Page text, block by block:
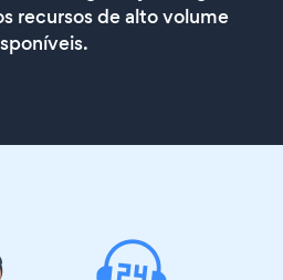
recursos de alto volume